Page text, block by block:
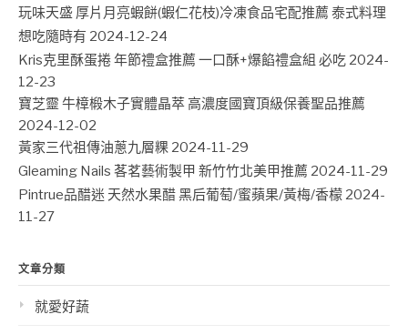
玩味天盛 厚片月亮蝦餅(蝦仁花枝)冷凍食品宅配推薦 泰式料理
想吃隨時有 2024-12-24
Kris克里酥蛋捲 年節禮盒推薦 一口酥+爆餡禮盒組 必吃 2024-
12-23
寶芝靈 牛樟椴木子實體晶萃 高濃度國寶頂級保養聖品推薦
2024-12-02
黃家三代祖傳油蔥九層粿 2024-11-29
Gleaming Nails 茖茗藝術製甲 新竹竹北美甲推薦 2024-11-29
Pintrue品醋迷 天然水果醋 黑后葡萄/蜜蘋果/黃梅/香檬 2024-
11-27
文章分類
就愛好蔬